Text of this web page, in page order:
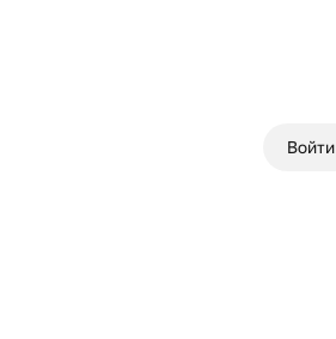
Войти